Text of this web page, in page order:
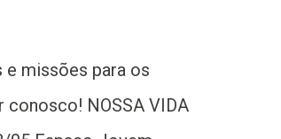
missões para os
NOSSA VIDA